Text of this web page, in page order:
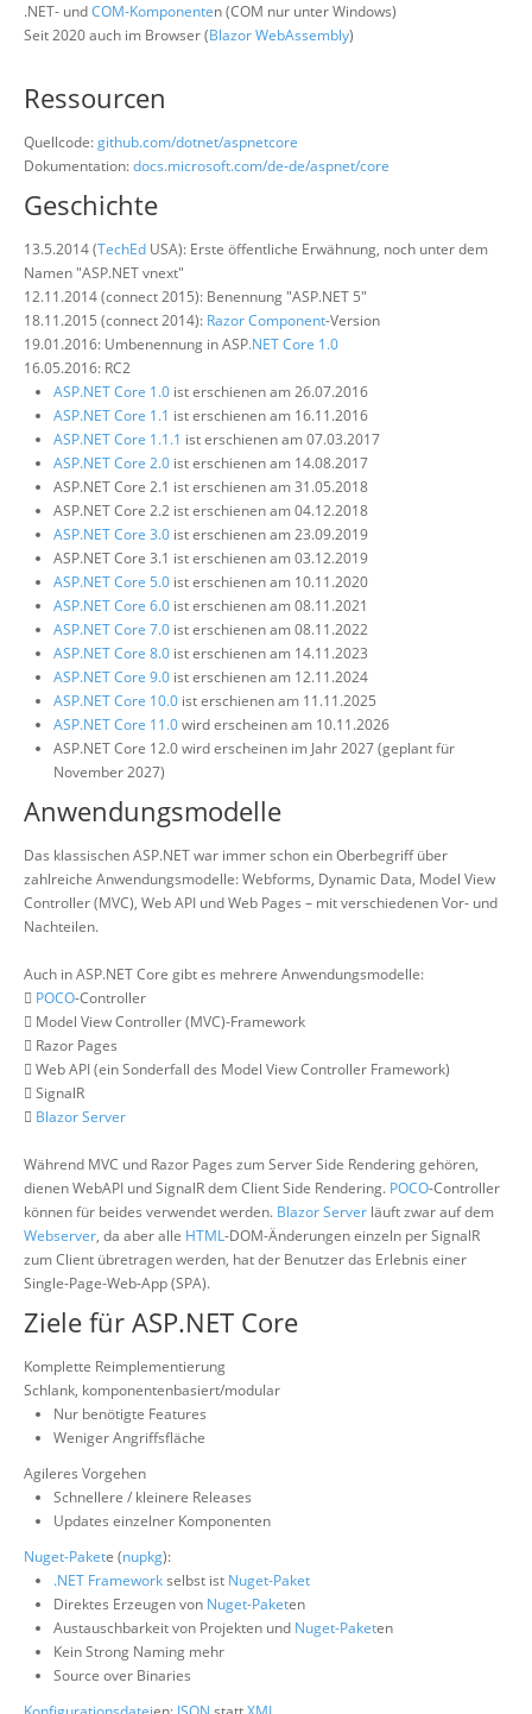
.NET- undCOM-Komponenten (COM nur unter Windows)
Seit 2020 auch im Browser (Blazor WebAssembly)
Ressourcen
Quellcode:github.com/dotnet/aspnetcore
Dokumentation:docs.microsoft.com/de-de/aspnet/core
Geschichte
13.5.2014 (TechEd USA): Erste öffentliche Erwähnung, noch unter dem
Namen "ASP.NET vnext"
12.11.2014 (connect 2015): Benennung "ASP.NET 5"
18.11.2015 (connect 2014): Razor Component-Version
19.01.2016: Umbenennung in ASP.NET Core 1.0
16.05.2016: RC2
ASP.NET Core 1.0 ist erschienen am 26.07.2016
ASP.NET Core 1.1 ist erschienen am 16.11.2016
ASP.NET Core 1.1.1 ist erschienen am 07.03.2017
ASP.NET Core 2.0 ist erschienen am 14.08.2017
ASP.NET Core 2.1 ist erschienen am 31.05.2018
ASP.NET Core 2.2 ist erschienen am 04.12.2018
ASP.NET Core 3.0 ist erschienen am 23.09.2019
ASP.NET Core 3.1 ist erschienen am 03.12.2019
ASP.NET Core 5.0 ist erschienen am 10.11.2020
ASP.NET Core 6.0 ist erschienen am 08.11.2021
ASP.NET Core 7.0 ist erschienen am 08.11.2022
ASP.NET Core 8.0 ist erschienen am 14.11.2023
ASP.NET Core 9.0 ist erschienen am 12.11.2024
ASP.NET Core 10.0 ist erschienen am 11.11.2025
ASP.NET Core 11.0wird erscheinen am 10.11.2026
ASP.NET Core 12.0 wird erscheinen im Jahr 2027 (geplant für
November 2027)
Anwendungsmodelle
Das klassischen ASP.NET war immer schon ein Oberbegriff über
zahlreiche Anwendungsmodelle: Webforms, Dynamic Data, Model View
Controller (MVC), Web API und Web Pages – mit verschiedenen Vor- und
Nachteilen.
Auch in ASP.NET Core gibt es mehrere Anwendungsmodelle:
 POCO-Controller
 Model View Controller (MVC)-Framework
 Razor Pages
 Web API (ein Sonderfall des Model View Controller Framework)
 SignalR
 Blazor Server
Während MVC und Razor Pages zum Server Side Rendering gehören,
dienen WebAPI und SignalR dem Client Side Rendering. POCO-Controller
können für beides verwendet werden. Blazor Server läuft zwar auf dem
Webserver, da aber alle HTML-DOM-Änderungen einzeln per SignalR
zum Client übretragen werden, hat der Benutzer das Erlebnis einer
Single-Page-Web-App (SPA).
Ziele für ASP.NET Core
Komplette Reimplementierung
Schlank, komponentenbasiert/modular
Nur benötigte Features
Weniger Angriffsfläche
Agileres Vorgehen
Schnellere / kleinere Releases
Updates einzelner Komponenten
Nuget-Pakete (nupkg):
.NET Frameworkselbst ist Nuget-Paket
Direktes Erzeugen von Nuget-Paketen
Austauschbarkeit von Projekten und Nuget-Paketen
Kein Strong Naming mehr
Source over Binaries